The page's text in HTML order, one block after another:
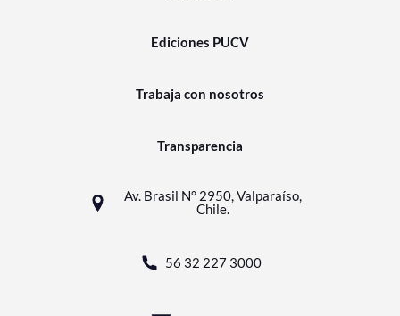
Ediciones PUCV
Trabaja con nosotros
Transparencia
Av. Brasil N° 2950, Valparaíso,
Chile.
56 32 227 3000